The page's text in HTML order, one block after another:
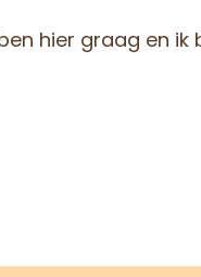
hier graag en ik